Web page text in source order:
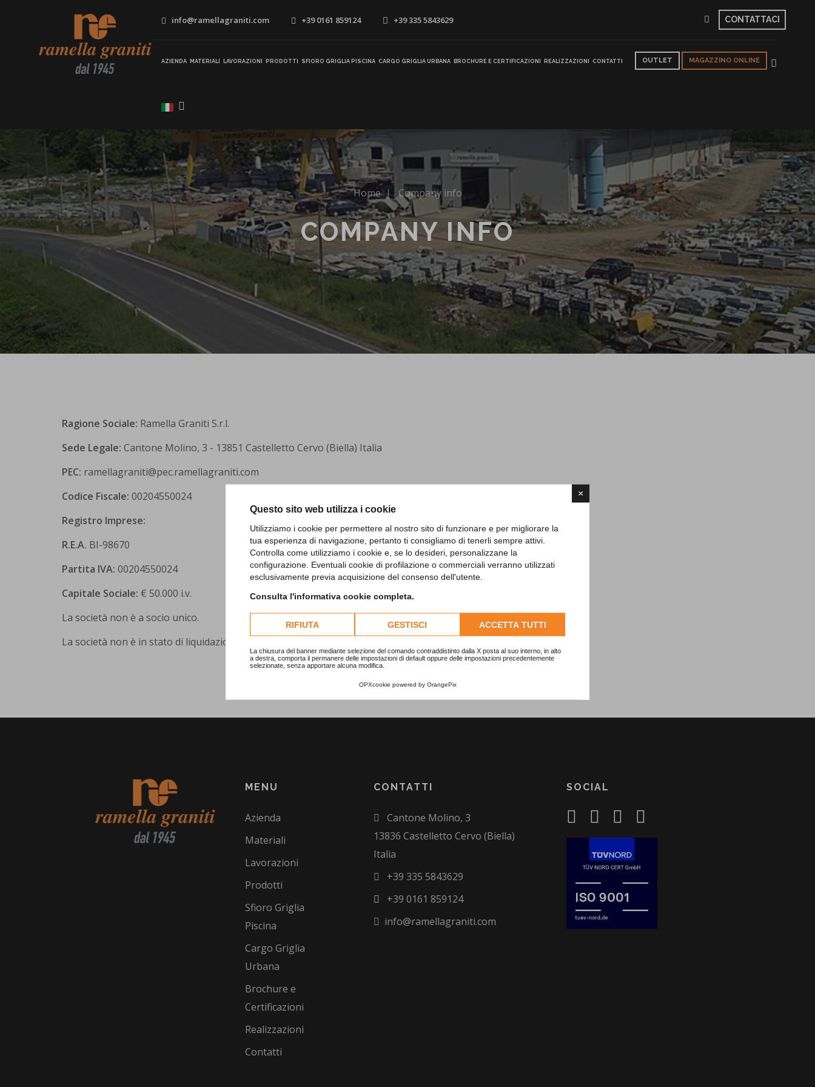
×
Questo sito web utilizza i cookie
Utilizziamo i cookie per permettere al nostro sito di funzionare e per migliorare la
tua esperienza di navigazione, pertanto ti consigliamo di tenerli sempre attivi.
Controlla come utilizziamo i cookie e, se lo desideri, personalizzane la
configurazione. Eventuali cookie di profilazione o commerciali verranno utilizzati
esclusivamente previa acquisizione del consenso dell'utente.
Consulta l'informativa cookie completa.
RIFIUTA GESTISCI ACCETTA TUTTI
La chiusura del banner mediante selezione del comando contraddistinto dalla X posta al suo interno, in alto
a destra, comporta il permanere delle impostazioni di default oppure delle impostazioni precedentemente
selezionate, senza apportare alcuna modifica.
OPXcookie powered by OrangePix
info@ramellagraniti.com +39 0161 859124 +39 335 5843629 CONTATTACI
AZIENDA MATERIALI LAVORAZIONI PRODOTTI SFIORO GRIGLIA PISCINA CARGO GRIGLIA URBANA BROCHURE E CERTIFICAZIONI REALIZZAZIONI CONTATTI OUTLET MAGAZZINO ONLINE
Home | Company info
COMPANY INFO
Ragione Sociale: Ramella Graniti S.r.l.
Sede Legale: Cantone Molino, 3 - 13851 Castelletto Cervo (Biella) Italia
PEC: ramellagraniti@pec.ramellagraniti.com
Codice Fiscale: 00204550024
Registro Imprese:
R.E.A. BI-98670
Partita IVA: 00204550024
Capitale Sociale: € 50.000 i.v.
La società non è a socio unico.
La società non è in stato di liquidazione.
MENU
Azienda
Materiali
Lavorazioni
Prodotti
Sfioro Griglia
Piscina
Cargo Griglia
Urbana
Brochure e
Certificazioni
Realizzazioni
Contatti
CONTATTI
Cantone Molino, 3
13836 Castelletto Cervo (Biella)
Italia
+39 335 5843629
+39 0161 859124
info@ramellagraniti.com
SOCIAL